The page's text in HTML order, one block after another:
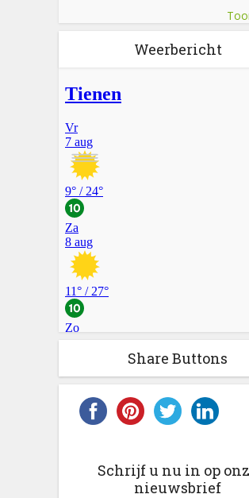
Weerbericht
Share Buttons
Schrijf u nu in op
nieuwsbrief